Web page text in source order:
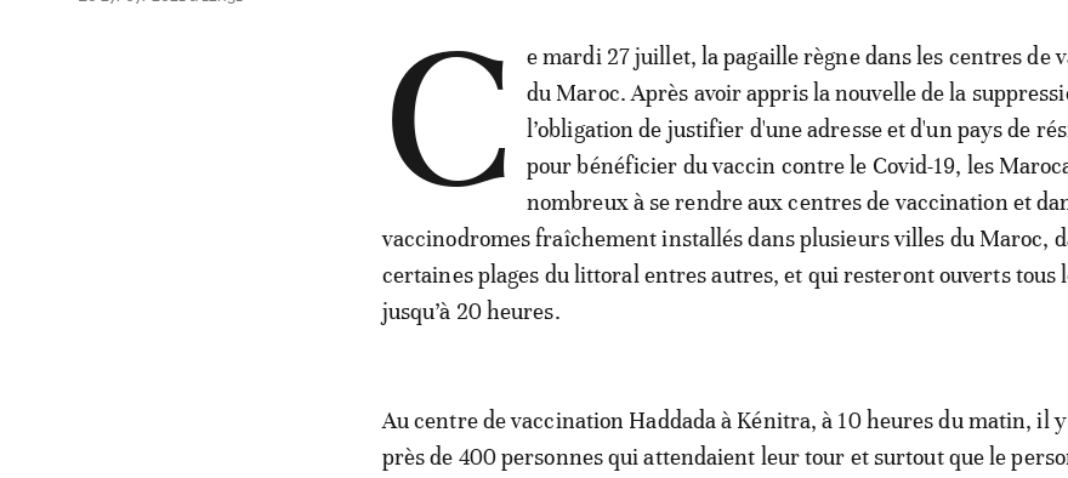
C
e mardi 27 juillet, la pagaille règne dans les centres de
du Maroc. Après avoir appris la nouvelle de la
l’obligation de justifier d'une adresse et d'un pays de
pour bénéficier du vaccin contre le Covid-19, les
nombreux à se rendre aux centres de vaccination et
vaccinodromes fraîchement installés dans plusieurs villes du Maroc,
certaines plages du littoral entres autres, et qui resteront ouverts tous
jusqu’à 20 heures.
Au centre de vaccination Haddada à Kénitra, à 10 heures du matin, il
près de 400 personnes qui attendaient leur tour et surtout que le